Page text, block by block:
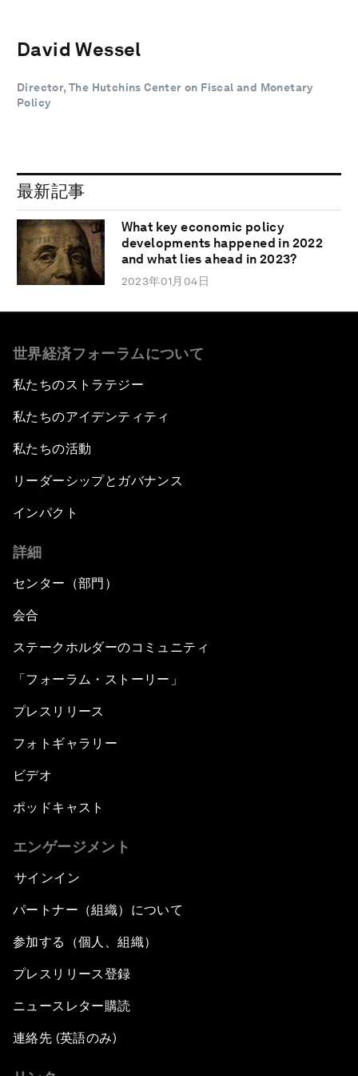
David Wessel
Director, The Hutchins Center on Fiscal and Monetary
Policy
最新記事
What key economic policy
developments happened in 2022
and what lies ahead in 2023?
2023年01月04日
世界経済フォーラムについて
私たちのストラテジー
私たちのアイデンティティ
私たちの活動
リーダーシップとガバナンス
インパクト
詳細
センター（部門）
会合
ステークホルダーのコミュニティ
「フォーラム・ストーリー」
プレスリリース
フォトギャラリー
ビデオ
ポッドキャスト
エンゲージメント
サインイン
パートナー（組織）について
参加する（個人、組織）
プレスリリース登録
ニュースレター購読
連絡先 (英語のみ)